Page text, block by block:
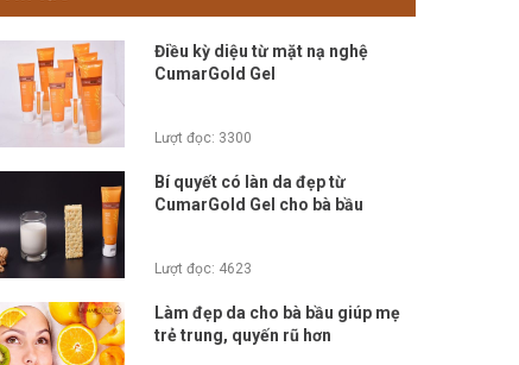
Điều kỳ diệu từ mặt nạ nghệ
CumarGold Gel
Lượt đọc: 3300
Bí quyết có làn da đẹp từ
CumarGold Gel cho bà bầu
Lượt đọc: 4623
Làm đẹp da cho bà bầu giúp mẹ
trẻ trung, quyến rũ hơn